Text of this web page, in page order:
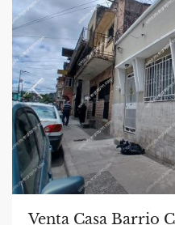
Previous
Venta Casa Barrio